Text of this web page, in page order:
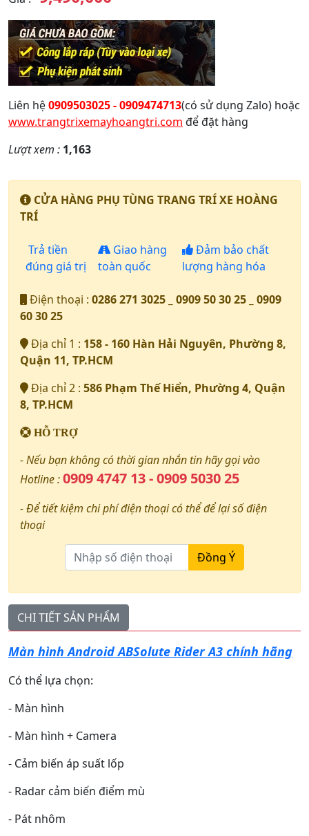
Liên hệ0909503025 - 0909474713(có sử dụng Zalo) hoặc
www.trangtrixemayhoangtri.com để đặt hàng
Lượt xem : 1,163
CỬA HÀNG PHỤ TÙNG TRANG TRÍ XE HOÀNG
TRÍ
Trả tiền
đúng giá trị
Giao hàng
toàn quốc
Đảm bảo chất
lượng hàng hóa
Điện thoại : 0286 271 3025 _ 0909 50 30 25 _ 0909
60 30 25
Địa chỉ 1 : 158 - 160 Hàn Hải Nguyên, Phường 8,
Quận 11, TP.HCM
Địa chỉ 2 : 586 Phạm Thế Hiển, Phường 4, Quận
8, TP.HCM
HỖ TRỢ
- Nếu bạn không có thời gian nhắn tin hãy gọi vào
Hotline :0909 4747 13 - 0909 5030 25
- Để tiết kiệm chi phí điện thoại có thể để lại số điện
thoại
Đồng Ý
CHI TIẾT SẢN PHẨM
Màn hình Android ABSolute Rider A3 chính hãng
Có thể lựa chọn:
- Màn hình
- Màn hình + Camera
- Cảm biến áp suất lốp
- Radar cảm biến điểm mù
- Pát nhôm